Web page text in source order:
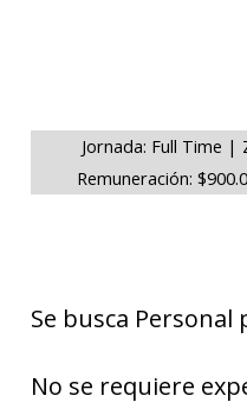
Jornada: Full Time |
Remuneración:
Se busca
No se requiere